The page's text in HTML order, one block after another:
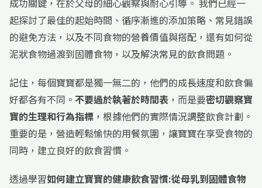
成功關鍵，在於父母的細心觀察與耐心引導。 我們已經一
起探討了最佳的起始時間、循序漸進的添加策略、常見錯誤
的避免方法，以及不同食物的營養價值與搭配，還有如何從
泥狀食物過渡到固體食物，以及解決常見的飲食問題。
記住，每個寶寶都是獨一無二的，他們的成長速度和飲食偏
好都各有不同。 不要過於執著於時間表 ，而是要密切觀察寶
寶的生理和行為指標 ，根據他們的實際情況調整飲食計劃。
重要的是，營造輕鬆愉快的用餐氛圍，讓寶寶在享受食物的
同時，建立良好的飲食習慣。
透過學習如何建立寶寶的健康飲食習慣:從母乳到固體食物